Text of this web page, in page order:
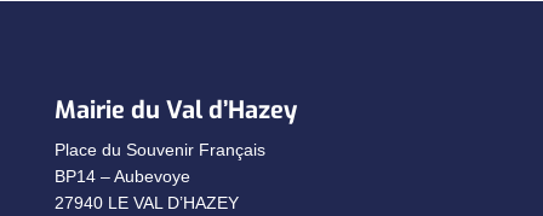
Mairie du Val d’Hazey
Place du Souvenir Français
BP14 – Aubevoye
27940 LE VAL D’HAZEY